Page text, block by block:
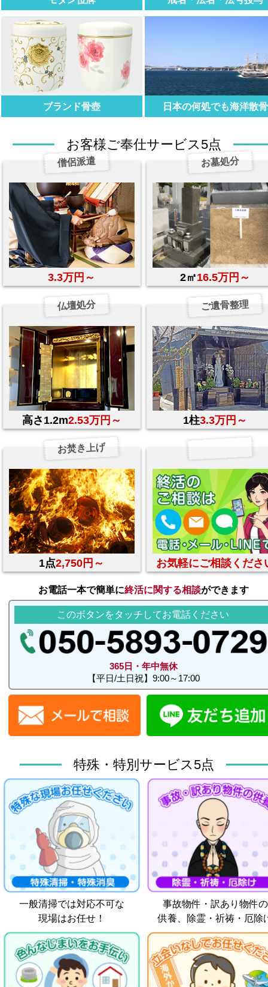
ブランド骨壺 日本の何処でも海洋散骨
お客様ご奉仕サービス5点
僧侶派遣
3.3万円～
お墓処分
2㎡16.5万円～
仏壇処分
高さ1.2m2.53万円～
ご遺骨整理
1柱3.3万円～
お焚き上げ
1点2,750円～ お気軽にご相談くださ
お電話一本で簡単に終活に関する相談ができます
このボタンをタッチしてお電話ください
365日・年中無休
【平日/土日祝】9:00～17:00
特殊・特別サービス5点
一般清掃では対応不可な
現場はお任せ！
事故物件・訳あり物件の
供養、除霊・祈祷・厄除